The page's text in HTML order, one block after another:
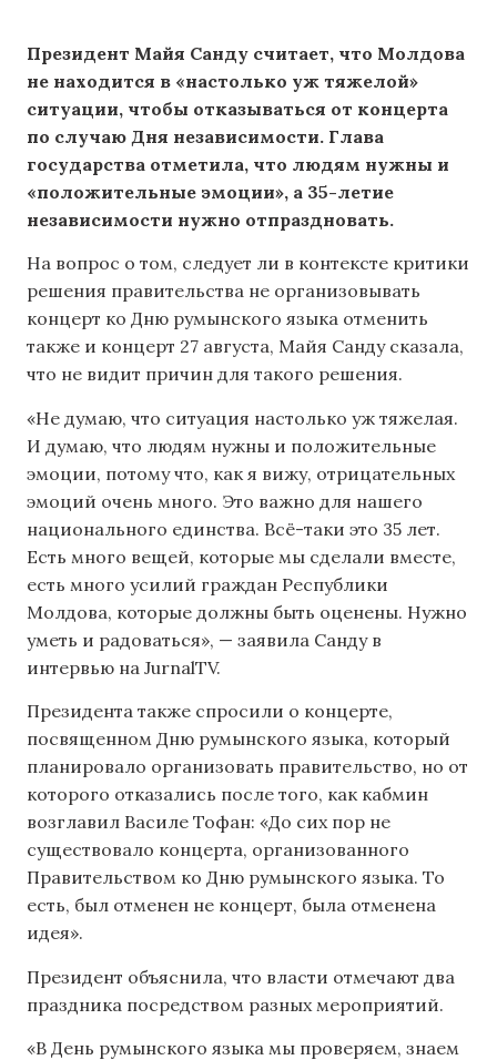
Президент Майя Санду считает, что Молдова
не находится в «настолько уж тяжелой»
ситуации, чтобы отказываться от концерта
по случаю Дня независимости. Глава
государства отметила, что людям нужны и
«положительные эмоции», а 35-летие
независимости нужно отпраздновать.
На вопрос о том, следует ли в контексте критики
решения правительства не организовывать
концерт ко Дню румынского языка отменить
также и концерт 27 августа, Майя Санду сказала,
что не видит причин для такого решения.
«Не думаю, что ситуация настолько уж тяжелая.
И думаю, что людям нужны и положительные
эмоции, потому что, как я вижу, отрицательных
эмоций очень много. Это важно для нашего
национального единства. Всё-таки это 35 лет.
Есть много вещей, которые мы сделали вместе,
есть много усилий граждан Республики
Молдова, которые должны быть оценены. Нужно
уметь и радоваться», — заявила Санду в
интервью на JurnalTV.
Президента также спросили о концерте,
посвященном Дню румынского языка, который
планировало организовать правительство, но от
которого отказались после того, как кабмин
возглавил Василе Тофан: «До сих пор не
существовало концерта, организованного
Правительством ко Дню румынского языка. То
есть, был отменен не концерт, была отменена
идея».
Президент объяснила, что власти отмечают два
праздника посредством разных мероприятий.
«В День румынского языка мы проверяем, знаем